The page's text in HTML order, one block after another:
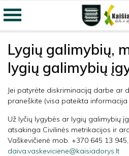
Lygių galimybių,
lygių galimybių
Jei patyrėte diskriminaciją darbe ar
praneškite (visa pateikta
Už lyčių lygybės ar lygių galimybių
atsakinga Civilinės metrikacijos ir
Vaškevičienė mob. +370 645 13
daiva.vaskeviciene@kaisiadorys.lt